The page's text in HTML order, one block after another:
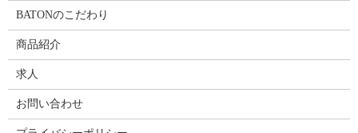
BATONのこだわり
商品紹介
求人
お問い合わせ